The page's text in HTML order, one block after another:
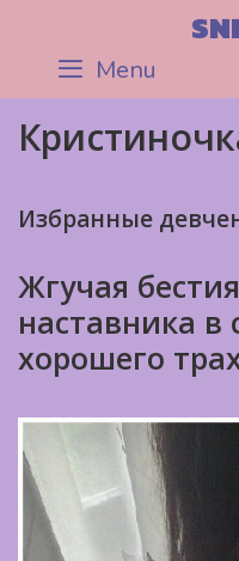
content Menu
Избранные
Жгучая
наставника в
хорошего